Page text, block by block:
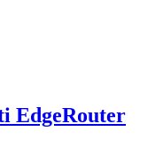
EdgeRouter